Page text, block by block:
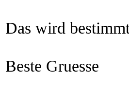
Das wird
Beste Gruesse